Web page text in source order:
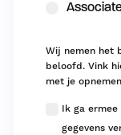
Wij nemen het
beloofd. Vink
met je
Ik ga
gegevens